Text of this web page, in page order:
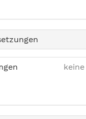
keine